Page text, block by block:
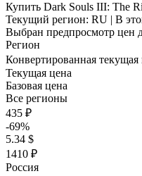
Купить Dark Souls III: The
Текущий регион: RU | В
Выбран предпросмотр цен
Регион
Конвертированная текущая
Текущая цена
Базовая цена
Все регионы
435 ₽
-69%
5.34 $
1410 ₽
Россия